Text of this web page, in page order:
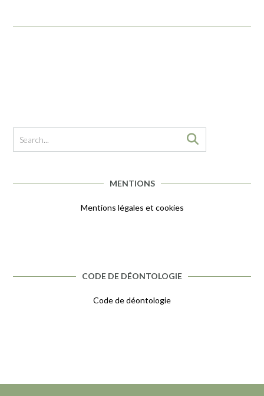
MENTIONS
Mentions légales et cookies
CODE DE DÉONTOLOGIE
Code de déontologie